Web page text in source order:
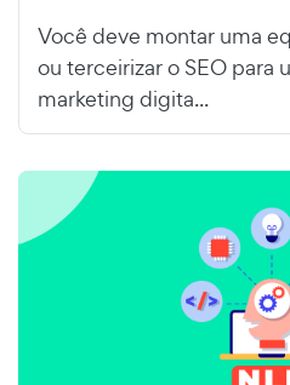
Você deve montar uma
ou terceirizar o SEO para
marketing digita...